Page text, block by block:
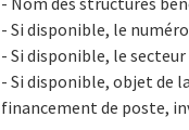
- Si disponible, le
- Si disponible, le
- Si disponible, objet de
financement de poste,